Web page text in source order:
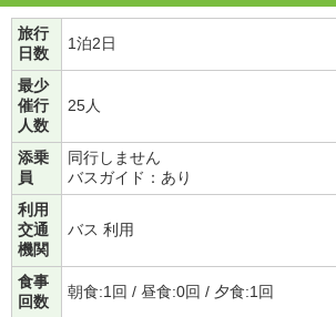
旅行
日数
1泊2日
最少
催行
人数
25人
添乗
員
同行しません
バスガイド：あり
利用
交通
機関
バス 利用
食事
回数
朝食:1回 / 昼食:0回 / 夕食:1回